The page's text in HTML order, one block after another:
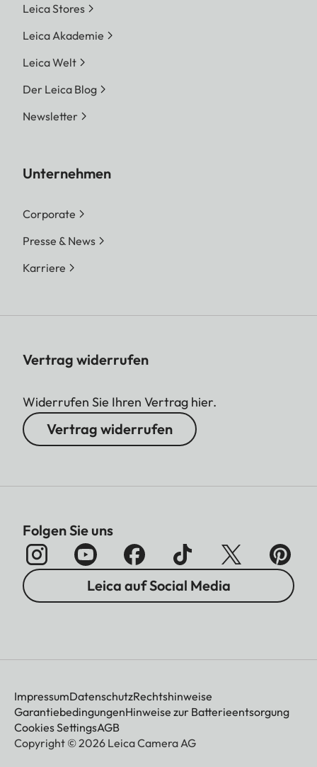
Leica Stores
Leica Akademie
Leica Welt
Der Leica Blog
Newsletter
Unternehmen
Corporate
Presse & News
Karriere
Vertrag widerrufen
Widerrufen Sie Ihren Vertrag hier.
Vertrag widerrufen
Folgen Sie uns
Leica auf Social Media
ImpressumDatenschutzRechtshinweise
GarantiebedingungenHinweise zur Batterieentsorgung
Cookies SettingsAGB
Copyright © 2026 Leica Camera AG